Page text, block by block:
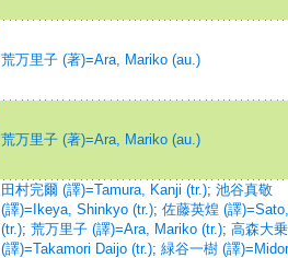
荒万里子 (著)=Ara, Mariko (au.)
荒万里子 (著)=Ara, Mariko (au.)
田村完爾 (譯)=Tamura, Kanji (tr.); 池谷真敬
(譯)=Ikeya, Shinkyo (tr.); 佐藤英煌 (譯
(tr.); 荒万里子 (譯)=Ara, Mariko (tr.); 高森大乗
(譯)=Takamori Daijo (tr.); 緑谷一樹 (譯